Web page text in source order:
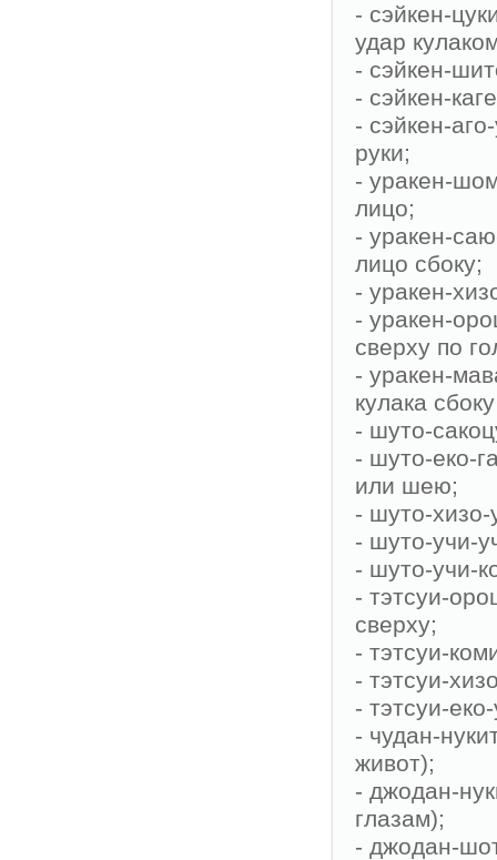
- сэйкен-
удар
- сэйкен-
- сэйкен-
- сэйкен-
руки;
- уракен-
лицо;
- уракен-
лицо сбоку;
- уракен-
- уракен-
сверху по
- уракен-
кулака
- шуто-
- шуто-еко-
или шею;
- шуто-
- шуто-учи-
- шуто-учи-
- тэтсуи-
сверху;
- тэтсуи-
- тэтсуи-
- тэтсуи-
- чудан-
живот);
- джодан-
глазам);
- джодан-